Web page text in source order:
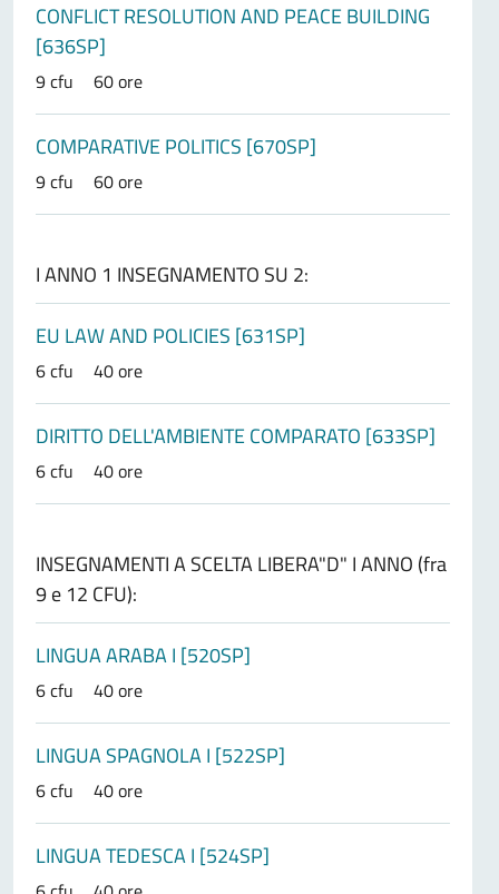
CONFLICT RESOLUTION AND PEACE BUILDING
[636SP]
9 cfu 60 ore
COMPARATIVE POLITICS [670SP]
9 cfu 60 ore
I ANNO 1 INSEGNAMENTO SU 2:
EU LAW AND POLICIES [631SP]
6 cfu 40 ore
DIRITTO DELL'AMBIENTE COMPARATO [633SP]
6 cfu 40 ore
INSEGNAMENTI A SCELTA LIBERA"D" I ANNO (fra
9 e 12 CFU):
LINGUA ARABA I [520SP]
6 cfu 40 ore
LINGUA SPAGNOLA I [522SP]
6 cfu 40 ore
LINGUA TEDESCA I [524SP]